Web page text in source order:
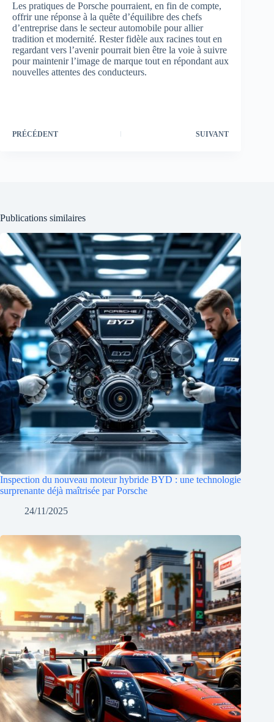
Les pratiques de Porsche pourraient, en fin de compte,
offrir une réponse à la quête d’équilibre des chefs
d’entreprise dans le secteur automobile pour allier
tradition et modernité. Rester fidèle aux racines tout en
regardant vers l’avenir pourrait bien être la voie à suivre
pour maintenir l’image de marque tout en répondant aux
nouvelles attentes des conducteurs.
PRÉCÉDENT SUIVANT
Publications similaires
Inspection du nouveau moteur hybride BYD : une technologie
surprenante déjà maîtrisée par Porsche
24/11/2025